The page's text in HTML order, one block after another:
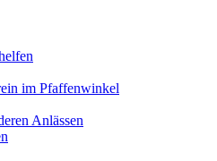
im Pfaffenwinkel
Anlässen